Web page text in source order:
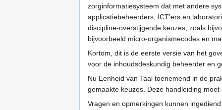
zorginformatiesysteem dat met andere
applicatiebeheerders, ICT'ers en
discipline-overstijgende keuzes, zoals
bijvoorbeeld micro-organismecodes en
Kortom, dit is de eerste versie van het
voor de inhoudsdeskundig beheerder en
Nu Eenheid van Taal toenemend in de
gemaakte keuzes. Deze handleiding
Vragen en opmerkingen kunnen